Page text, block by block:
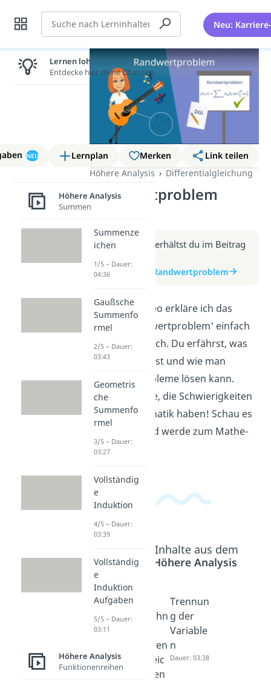
Suche Neu:
NEU Lernplan Merken
Link teilen
Höhere Analysis
Differentialgleichung
Randwertproblem
(Video)
Weitere Infos erhältst du im Beitrag
zum Beitrag: Randwertproblem
In diesem Video erkläre ich das
Thema 'Randwertproblem' einfach
und verständlich. Du erfährst, was
ein Randwert ist und wie man
Randwertprobleme lösen kann.
Perfekt für alle, die Schwierigkeiten
in der Mathematik haben! Schau es
dir jetzt an und werde zum Mathe-
Profi.
Beliebte Inhalte aus dem
Bereich
Höhere Analysis
Richtun
gsfeld
Dauer: 02:06
Intro
Gewöhn
Differen
tialgleic
hungen
Trennun
g der
Variable
n
Dauer: 03:38
Lernen lohnt sich!
Entdecke hier deine Chancen.
Höhere Analysis
Summen
Summenze
ichen
1/5 – Dauer:
04:36
Gaußsche
Summenfo
rmel
2/5 – Dauer:
03:43
Geometris
che
Summenfo
rmel
3/5 – Dauer:
03:27
Vollständig
e
Induktion
4/5 – Dauer:
03:39
Vollständig
e
Induktion
Aufgaben
5/5 – Dauer:
03:11
Höhere Analysis
Funktionenreihen